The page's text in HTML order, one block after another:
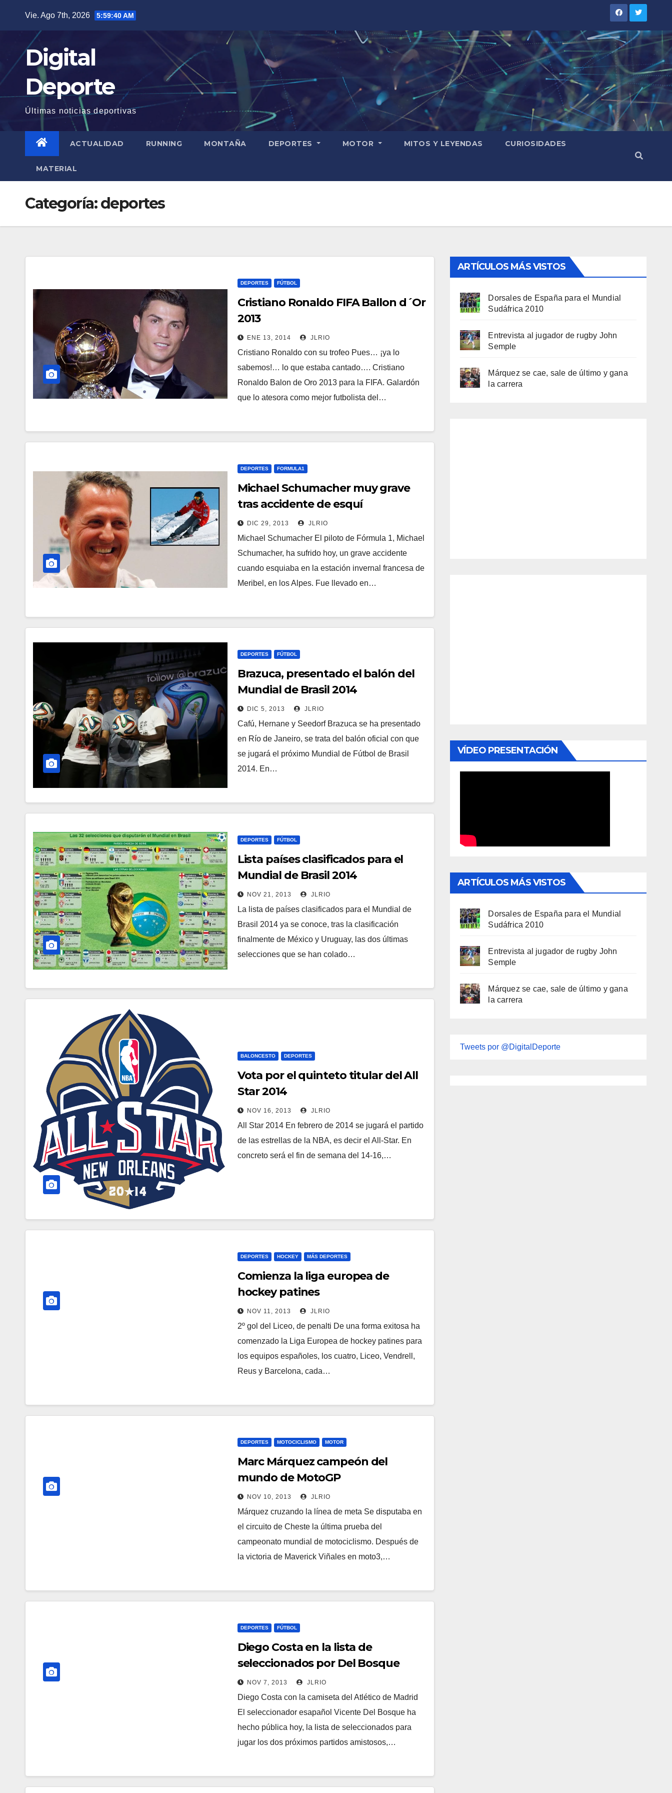
contenido
Vie. Ago 7th, 2026 5:59:41 AM
Digital
Deporte
Últimas noticias deportivas
ACTUALIDAD RUNNING MONTAÑA DEPORTES MOTOR MITOS Y LEYENDAS CURIOSIDADES
MATERIAL
Categoría:deportes
DEPORTES FÚTBOL
Cristiano Ronaldo FIFA Ballon d´Or
2013
ENE 13, 2014 JLRIO
Cristiano Ronaldo con su trofeo Pues… ¡ya lo
sabemos!… lo que estaba cantado…. Cristiano
Ronaldo Balon de Oro 2013 para la FIFA. Galardón
que lo atesora como mejor futbolista del…
DEPORTES FORMULA1
Michael Schumacher muy grave
tras accidente de esquí
DIC 29, 2013 JLRIO
Michael Schumacher El piloto de Fórmula 1, Michael
Schumacher, ha sufrido hoy, un grave accidente
cuando esquiaba en la estación invernal francesa de
Meribel, en los Alpes. Fue llevado en…
DEPORTES FÚTBOL
Brazuca, presentado el balón del
Mundial de Brasil 2014
DIC 5, 2013 JLRIO
Cafú, Hernane y Seedorf Brazuca se ha presentado
en Río de Janeiro, se trata del balón oficial con que
se jugará el próximo Mundial de Fútbol de Brasil
2014. En…
DEPORTES FÚTBOL
Lista países clasificados para el
Mundial de Brasil 2014
NOV 21, 2013 JLRIO
La lista de países clasificados para el Mundial de
Brasil 2014 ya se conoce, tras la clasificación
finalmente de México y Uruguay, las dos últimas
selecciones que se han colado…
BALONCESTO DEPORTES
Vota por el quinteto titular del All
Star 2014
NOV 16, 2013 JLRIO
All Star 2014 En febrero de 2014 se jugará el partido
de las estrellas de la NBA, es decir el All-Star. En
concreto será el fin de semana del 14-16,…
DEPORTES HOCKEY MÁS DEPORTES
Comienza la liga europea de
hockey patines
NOV 11, 2013 JLRIO
2º gol del Liceo, de penalti De una forma exitosa ha
comenzado la Liga Europea de hockey patines para
los equipos españoles, los cuatro, Liceo, Vendrell,
Reus y Barcelona, cada…
DEPORTES MOTOCICLISMO MOTOR
Marc Márquez campeón del
mundo de MotoGP
NOV 10, 2013 JLRIO
Márquez cruzando la línea de meta Se disputaba en
el circuito de Cheste la última prueba del
campeonato mundial de motociclismo. Después de
la victoria de Maverick Viñales en moto3,…
DEPORTES FÚTBOL
Diego Costa en la lista de
seleccionados por Del Bosque
NOV 7, 2013 JLRIO
Diego Costa con la camiseta del Atlético de Madrid
El seleccionador esapañol Vicente Del Bosque ha
hecho pública hoy, la lista de seleccionados para
jugar los dos próximos partidos amistosos,…
ARTÍCULOS MÁS VISTOS
Dorsales de España para el Mundial
Sudáfrica 2010
Entrevista al jugador de rugby John
Semple
Márquez se cae, sale de último y gana
la carrera
VÍDEO PRESENTACIÓN
ARTÍCULOS MÁS VISTOS
Dorsales de España para el Mundial
Sudáfrica 2010
Entrevista al jugador de rugby John
Semple
Márquez se cae, sale de último y gana
la carrera
Tweets por @DigitalDeporte